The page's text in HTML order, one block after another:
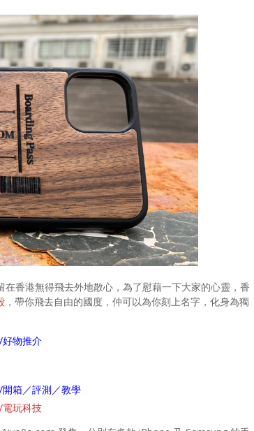
香港無得飛去外地散心，為了慰藉一下大家的心靈，香
，帶你飛去自由的國度，仲可以為你刻上名字，化身為獨
物推介
箱／評測／教學
玩科技